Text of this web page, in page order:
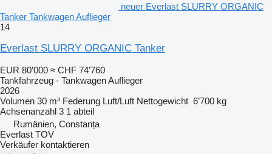
neuer Everlast SLURRY ORGANIC
Tanker Tankwagen Auflieger
14
Everlast SLURRY ORGANIC Tanker
EUR 80’000 ≈ CHF 74’760
Tankfahrzeug - Tankwagen Auflieger
2026
Volumen 30 m³ Federung Luft/Luft Nettogewicht 6’700 kg
Achsenanzahl 3 1 abteil
Rumänien, Constanța
Everlast TOV
Verkäufer kontaktieren